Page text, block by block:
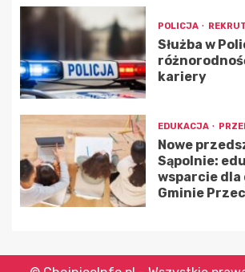
POLICJA
Służba w
kariery
EDUKACJA
Nowe
Sąpolnie:
wsparcie dla
Gminie